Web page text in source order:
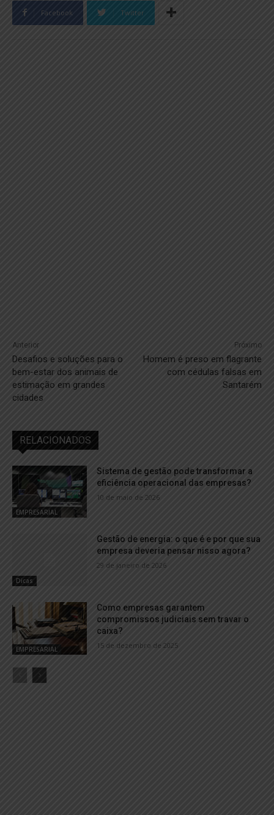
Facebook Twitter
Anterior
Desafios e soluções para o
bem-estar dos animais de
estimação em grandes
cidades
Próximo
Homem é preso em flagrante
com cédulas falsas em
Santarém
RELACIONADOS
EMPRESARIAL
Sistema de gestão pode transformar a
eficiência operacional das empresas?
10 de maio de 2026
Dicas
Gestão de energia: o que é e por que sua
empresa deveria pensar nisso agora?
29 de janeiro de 2026
EMPRESARIAL
Como empresas garantem
compromissos judiciais sem travar o
caixa?
15 de dezembro de 2025